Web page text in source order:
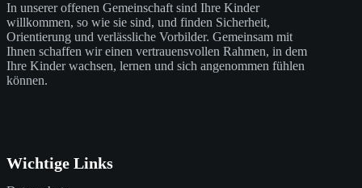
In unserer offenen Gemeinschaft sind Ihre Kinder
willkommen, so wie sie sind, und finden Sicherheit,
Orientierung und verlässliche Vorbilder. Gemeinsam mit
Ihnen schaffen wir einen vertrauensvollen Rahmen, in dem
Ihre Kinder wachsen, lernen und sich angenommen fühlen
können.
Wichtige Links